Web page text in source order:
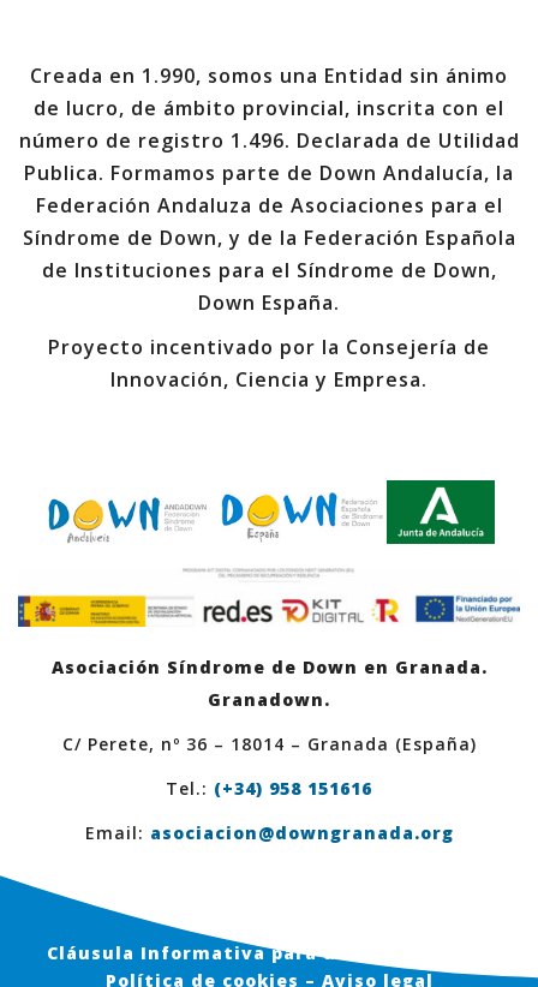
Creada en 1.990, somos una Entidad sin ánimo
de lucro, de ámbito provincial, inscrita con el
número de registro 1.496. Declarada de Utilidad
Publica. Formamos parte de Down Andalucía, la
Federación Andaluza de Asociaciones para el
Síndrome de Down, y de la Federación Española
de Instituciones para el Síndrome de Down,
Down España.
Proyecto incentivado por la Consejería de
Innovación, Ciencia y Empresa.
Asociación Síndrome de Down en Granada.
Granadown.
C/ Perete, nº 36 – 18014 – Granada (España)
Tel.: (+34) 958 151616
Email: asociacion@downgranada.org
Cláusula Informativa para usuarios en Web
Política de cookies – Aviso legal